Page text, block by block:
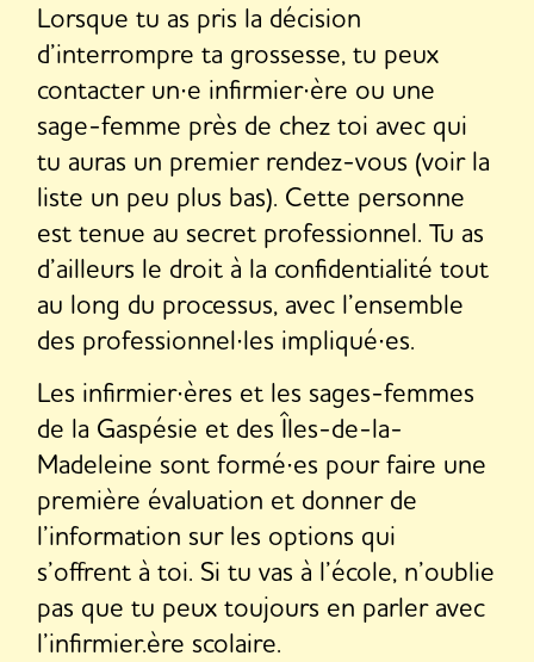
Lorsque tu as pris la décision
d’interrompre ta grossesse, tu peux
contacter un∙e infirmier∙ère ou une
sage-femme près de chez toi avec qui
tu auras un premier rendez-vous (voir la
liste un peu plus bas). Cette personne
est tenue au secret professionnel. Tu as
d’ailleurs le droit à la confidentialité tout
au long du processus, avec l’ensemble
des professionnel∙les impliqué∙es.
Les infirmier∙ères et les sages-femmes
de la Gaspésie et des Îles-de-la-
Madeleine sont formé∙es pour faire une
première évaluation et donner de
l’information sur les options qui
s’offrent à toi. Si tu vas à l’école, n’oublie
pas que tu peux toujours en parler avec
l’infirmier.ère scolaire.